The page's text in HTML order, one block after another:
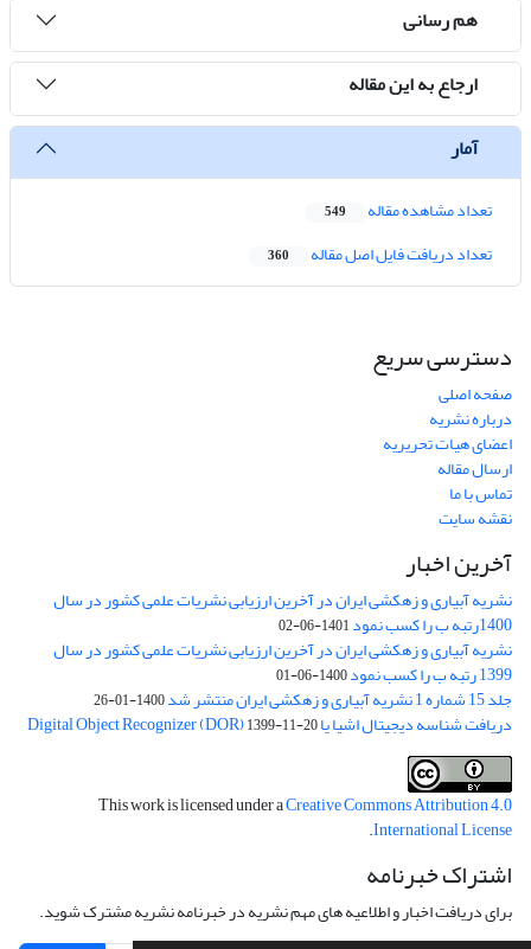
هم رسانی
ارجاع به این مقاله
آمار
تعداد مشاهده مقاله 549
تعداد دریافت فایل اصل مقاله 360
دسترسی سریع
صفحه اصلی
درباره نشریه
اعضای هیات تحریریه
ارسال مقاله
تماس با ما
نقشه سایت
آخرین اخبار
نشریه آبیاری و زهکشی ایران در آخرین ارزیابی نشریات علمی کشور در سال
1400رتبه ب را کسب نمود 1401-06-02
نشریه آبیاری و زهکشی ایران در آخرین ارزیابی نشریات علمی کشور در سال
1399 رتبه ب را کسب نمود 1400-06-01
جلد 15 شماره 1 نشریه آبیاری و زهکشی ایران منتشر شد 1400-01-26
دریافت شناسه دیجیتال اشیا یا Digital Object Recognizer (DOR)1399-11-20
This work is licensed under aCreative Commons Attribution 4.0
International License
.
اشتراک خبرنامه
برای دریافت اخبار و اطلاعیه های مهم نشریه در خبرنامه نشریه مشترک شوید.